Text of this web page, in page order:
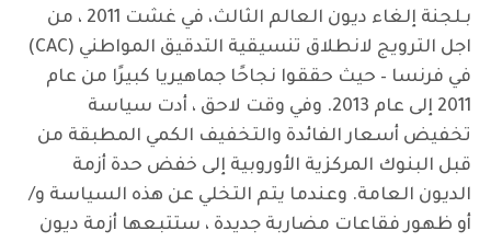
بـلجنة إلغاء ديون العالم الثالث، في غشت 2011 ، من
اجل الترويج لانطلاق تنسيقية التدقيق المواطني (CAC)
في فرنسا – حيث حققوا نجاحًا جماهيريا كبيرًا من عام
2011 إلى عام 2013. وفي وقت لاحق ، أدت سياسة
تخفيض أسعار الفائدة والتخفيف الكمي المطبقة من
قبل البنوك المركزية الأوروبية إلى خفض حدة أزمة
الديون العامة. وعندما يتم التخلي عن هذه السياسة و/
أو ظهور فقاعات مضاربة جديدة ، ستتبعها أزمة ديون